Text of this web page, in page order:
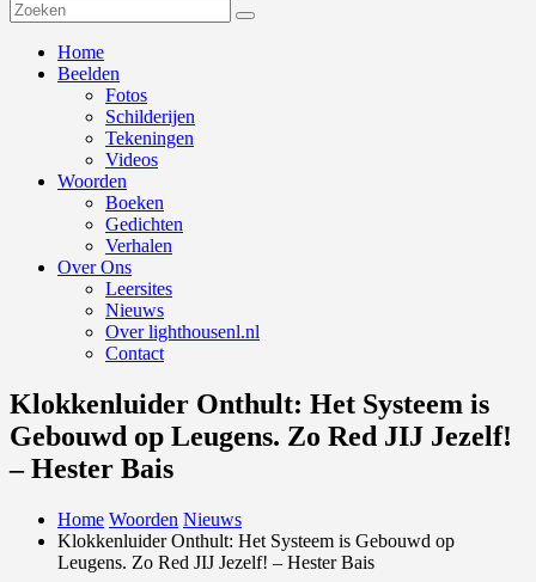
Home
Beelden
Fotos
Schilderijen
Tekeningen
Videos
Woorden
Boeken
Gedichten
Verhalen
Over Ons
Leersites
Nieuws
Over lighthousenl.nl
Contact
Klokkenluider Onthult: Het Systeem is
Gebouwd op Leugens. Zo Red JIJ Jezelf!
– Hester Bais
Home Woorden Nieuws
Klokkenluider Onthult: Het Systeem is Gebouwd op
Leugens. Zo Red JIJ Jezelf! – Hester Bais